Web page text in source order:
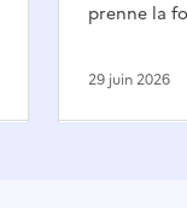
prenne la
29 juin 2026